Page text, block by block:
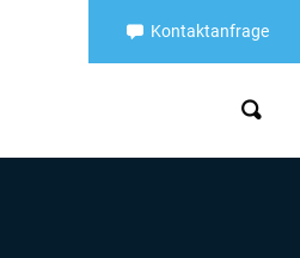
Kontaktanfrage